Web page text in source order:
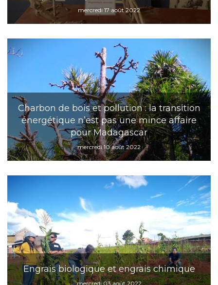
mercredi 17 août 2022
Charbon de bois et pollution : la transition
énergétique n’est pas une mince affaire
pour Madagascar
mercredi 10 août 2022
Engrais biologique et engrais chimique
mercredi 03 août 2022